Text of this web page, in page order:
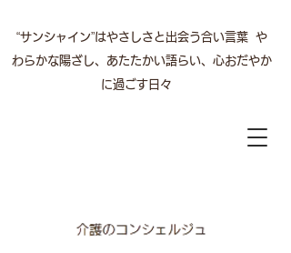
“サンシャイン”はやさしさと出会う合い言葉 や
わらかな陽ざし、あたたかい語らい、心おだやか
に過ごす日々